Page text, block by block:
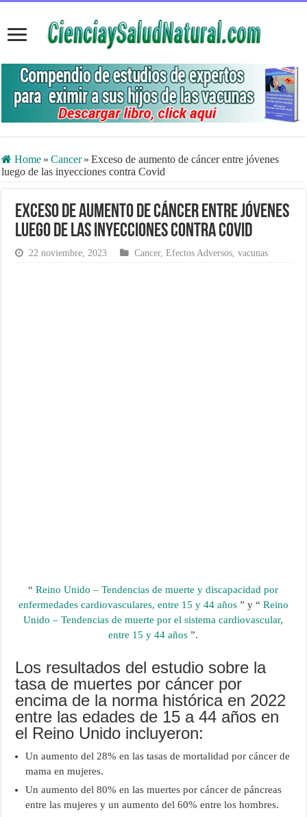
Home » Cancer » Exceso de aumento de cáncer entre jóvenes
luego de las inyecciones contra Covid
Exceso de aumento de cáncer entre jóvenes
luego de las inyecciones contra Covid
22 noviembre, 2023 Cancer,Efectos Adversos ,vacunas
“Reino Unido – Tendencias de muerte y discapacidad por
enfermedades cardiovasculares, entre 15 y 44 años” y “ Reino
Unido – Tendencias de muerte por el sistema cardiovascular,
entre 15 y 44 años ”.
Los resultados del estudio sobre la
tasa de muertes por cáncer por
encima de la norma histórica en 2022
entre las edades de 15 a 44 años en
el Reino Unido incluyeron:
Un aumento del 28% en las tasas de mortalidad por cáncer de
mama en mujeres.
Un aumento del 80% en las muertes por cáncer de páncreas
entre las mujeres y un aumento del 60% entre los hombres.